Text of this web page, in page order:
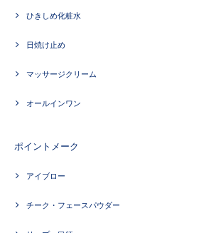
ひきしめ化粧水
日焼け止め
マッサージクリーム
オールインワン
ポイントメーク
アイブロー
チーク・フェースパウダー